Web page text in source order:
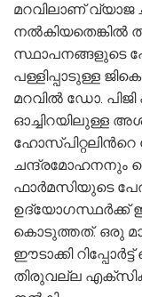
മറവിലാണ്
നല്‍കിയതെങ്കില്‍
സ്ഥാപനങ്ങളുടെ
പള്ളിപ്പാടുള്ള
മറവില്‍ ഡോ.
ഓച്ചിറയിലുള്ള
ചന്ദ്രമോഹനനും
ഫാര്‍മസിയുടെ
ഉദ്യോഗസ്ഥര്‍ക്ക്
കൊടുത്തത്. ഒരു
ഈടാക്കി
തിരുവല്ല